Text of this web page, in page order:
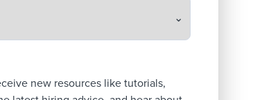
new resources like tutorials,